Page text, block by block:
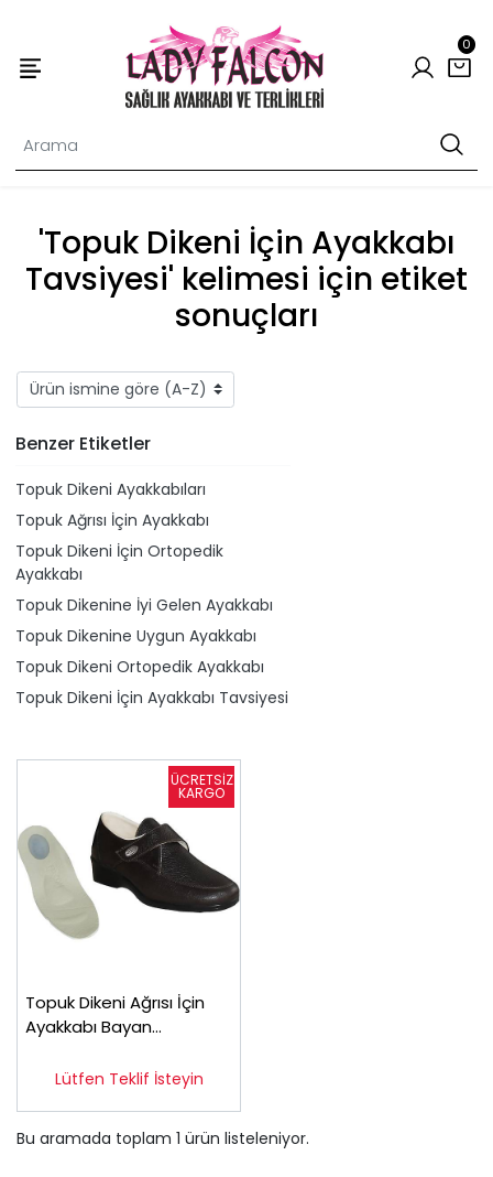
0
'Topuk Dikeni İçin Ayakkabı
Tavsiyesi' kelimesi için etiket
sonuçları
Benzer Etiketler
Topuk Dikeni Ayakkabıları
Topuk Ağrısı İçin Ayakkabı
Topuk Dikeni İçin Ortopedik
Ayakkabı
Topuk Dikenine İyi Gelen Ayakkabı
Topuk Dikenine Uygun Ayakkabı
Topuk Dikeni Ortopedik Ayakkabı
Topuk Dikeni İçin Ayakkabı Tavsiyesi
Topuk Dikeni Ağrısı İçin
Ayakkabı Bayan
Lütfen Teklif İsteyin
Bu aramada toplam 1 ürün listeleniyor.